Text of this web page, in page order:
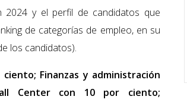
2024 y el perfil de candidatos que
de categorías de empleo, en su
los candidatos).
Finanzas y administración
Center con 10 por ciento;